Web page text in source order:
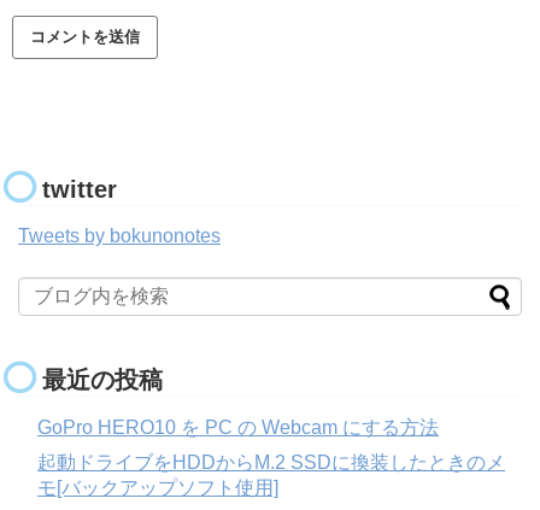
twitter
Tweets by bokunonotes
最近の投稿
GoPro HERO10 を PC の Webcam にする方法
起動ドライブをHDDからM.2 SSDに換装したときのメ
モ[バックアップソフト使用]